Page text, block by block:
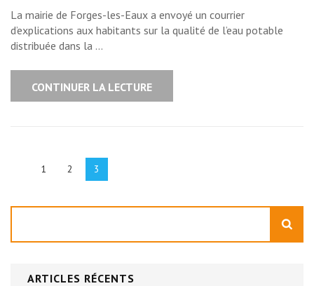
La mairie de Forges-les-Eaux a envoyé un courrier
d’explications aux habitants sur la qualité de l’eau potable
distribuée dans la …
CONTINUER LA LECTURE
publications
Page
1 Page
2 Page
3
ARTICLES RÉCENTS